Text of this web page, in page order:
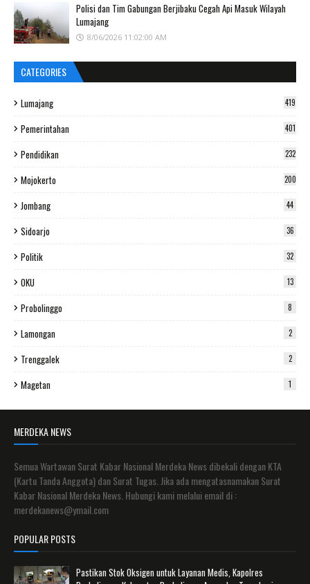
Polisi dan Tim Gabungan Berjibaku Cegah Api Masuk Wilayah
Lumajang
8/06/2026 11:02:00 AM
CATEGORIES
Lumajang 419
Pemerintahan 401
Pendidikan 232
Mojokerto 200
Jombang 44
Sidoarjo 36
Politik 32
OKU 13
Probolinggo 8
Lamongan 2
Trenggalek 2
Magetan 1
MERDEKA NEWS
Semua Wartawan Surat Kabar Nasional Merdeka News dibekali dengan KTA
(Kartu Tanda Anggota) dan Surat Tugas. Jika ada mengatasnamakan Surat
Kabar Nasional Merdeka News. Hubungi kami melalui email di :
merdekanews@ymail.com
POPULAR POSTS
Pastikan Stok Oksigen untuk Layanan Medis, Kapolres